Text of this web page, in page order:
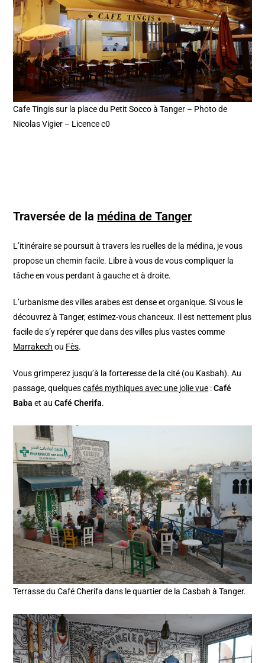
Cafe Tingis sur la place du Petit Socco à Tanger – Photo de
Nicolas Vigier – Licence c0
Traversée de la médina de Tanger
L’itinéraire se poursuit à travers les ruelles de la médina, je vous
propose un chemin facile. Libre à vous de vous compliquer la
tâche en vous perdant à gauche et à droite.
L’urbanisme des villes arabes est dense et organique. Si vous le
découvrez à Tanger, estimez-vous chanceux. Il est nettement plus
facile de s’y repérer que dans des villes plus vastes comme
Marrakech ou Fès.
Vous grimperez jusqu’à la forteresse de la cité (ou Kasbah). Au
passage, quelquescafés mythiques avec une jolie vue :Café
Baba et auCafé Cherifa.
Terrasse du Café Cherifa dans le quartier de la Casbah à Tanger.